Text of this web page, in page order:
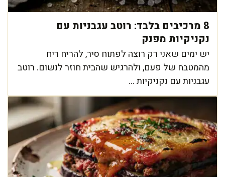
8 מרכיבים בלבד: רוטב עגבניות עם
נקניקיות מפנק
יש ימים שאני רק רוצה לפתוח סיר, להריח ריח
מהמטבח של פעם, ולהרגיש שהבית חוזר לנשום. רוטב
עגבניות עם נקניקיות ...